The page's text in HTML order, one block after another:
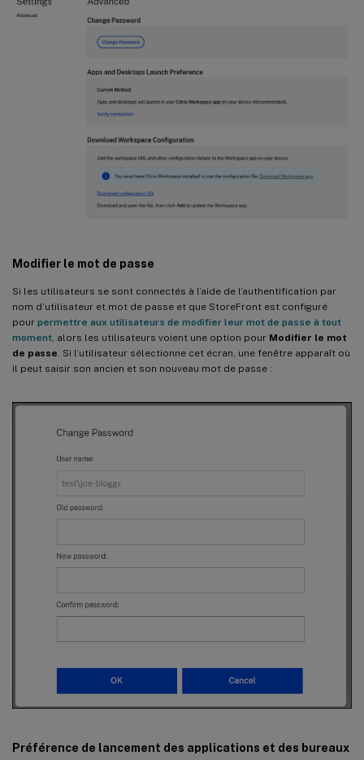
Modifier le mot de passe
Si les utilisateurs se sont connectés à l’aide de l’authentification par
nom d’utilisateur et mot de passe et que StoreFront est configuré
pour permettre aux utilisateurs de modifier leur mot de passe à tout
moment, alors les utilisateurs voient une option pour Modifier le mot
de passe. Si l’utilisateur sélectionne cet écran, une fenêtre apparaît où
il peut saisir son ancien et son nouveau mot de passe :
Préférence de lancement des applications et des bureaux